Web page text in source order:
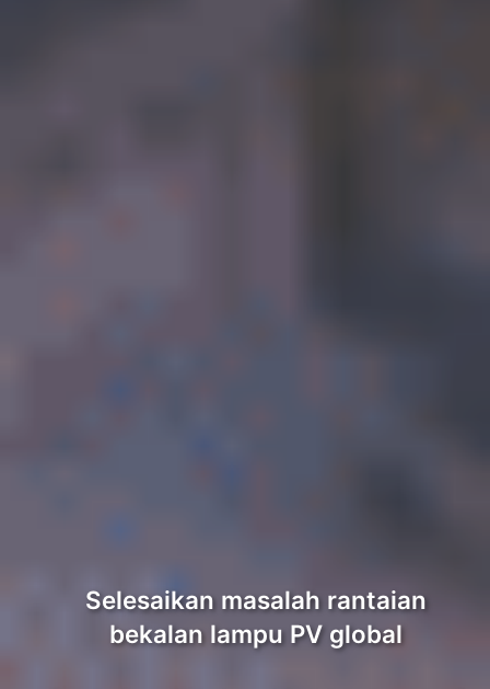
Selesaikan masalah rantaian
bekalan lampu PV global